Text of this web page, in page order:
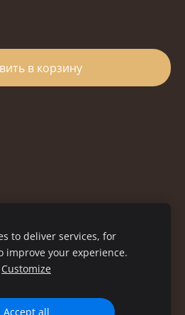
в корзину
to deliver services, for
improve your experience.
Customize
Accept all